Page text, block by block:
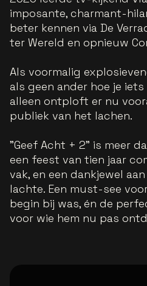
imposante, charmant-
beter kennen via De
ter Wereld en opnieuw
Als voormalig
als geen ander hoe je
alleen ontploft er nu
publiek van het lachen.
"Geef Acht + 2" is meer
een feest van tien jaar
vak, en een dankjewel
lachte. Een must-see
begin bij was, én de
voor wie hem nu pas